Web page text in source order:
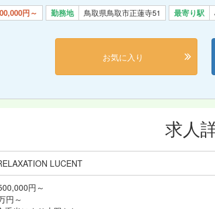
円～ 勤務地 鳥取県鳥取市正蓮寺51 最寄り駅
お気に入り
求人
LUCENT
円～
円～